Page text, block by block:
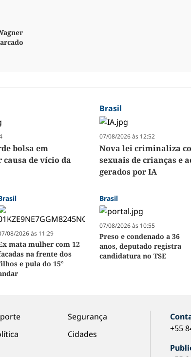
bolsa em
de vício da
Brasil
07/08/2026 às 12:52
Nova lei criminaliza
sexuais de crianças e
gerados por IA
08/2026 às 11:29
mata mulher com 12
na frente dos
e pula do 15°
Brasil
07/08/2026 às 10:55
Preso e condenado a 36
anos, deputado registra
candidatura no TSE
Segurança
Cidades
+55